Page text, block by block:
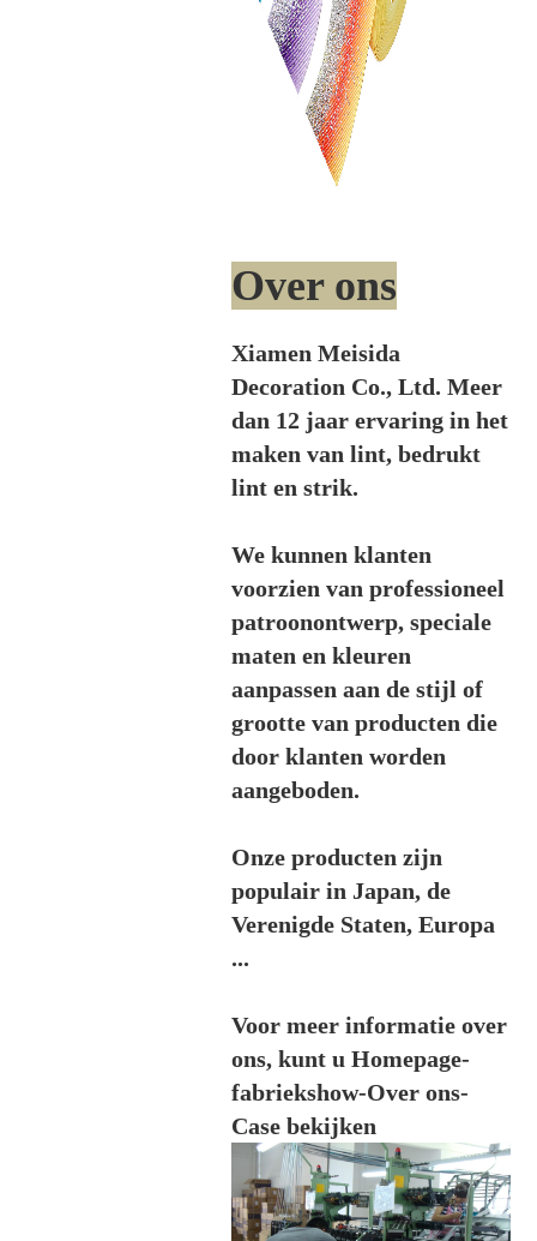
Over ons
Xiamen Meisida
Decoration Co., Ltd. Meer
dan 12 jaar ervaring in het
maken van lint, bedrukt
lint en strik.
We kunnen klanten
voorzien van professioneel
patroonontwerp, speciale
maten en kleuren
aanpassen aan de stijl of
grootte van producten die
door klanten worden
aangeboden.
Onze producten zijn
populair in Japan, de
Verenigde Staten, Europa
...
Voor meer informatie over
ons, kunt u Homepage-
fabriekshow-Over ons-
Case bekijken